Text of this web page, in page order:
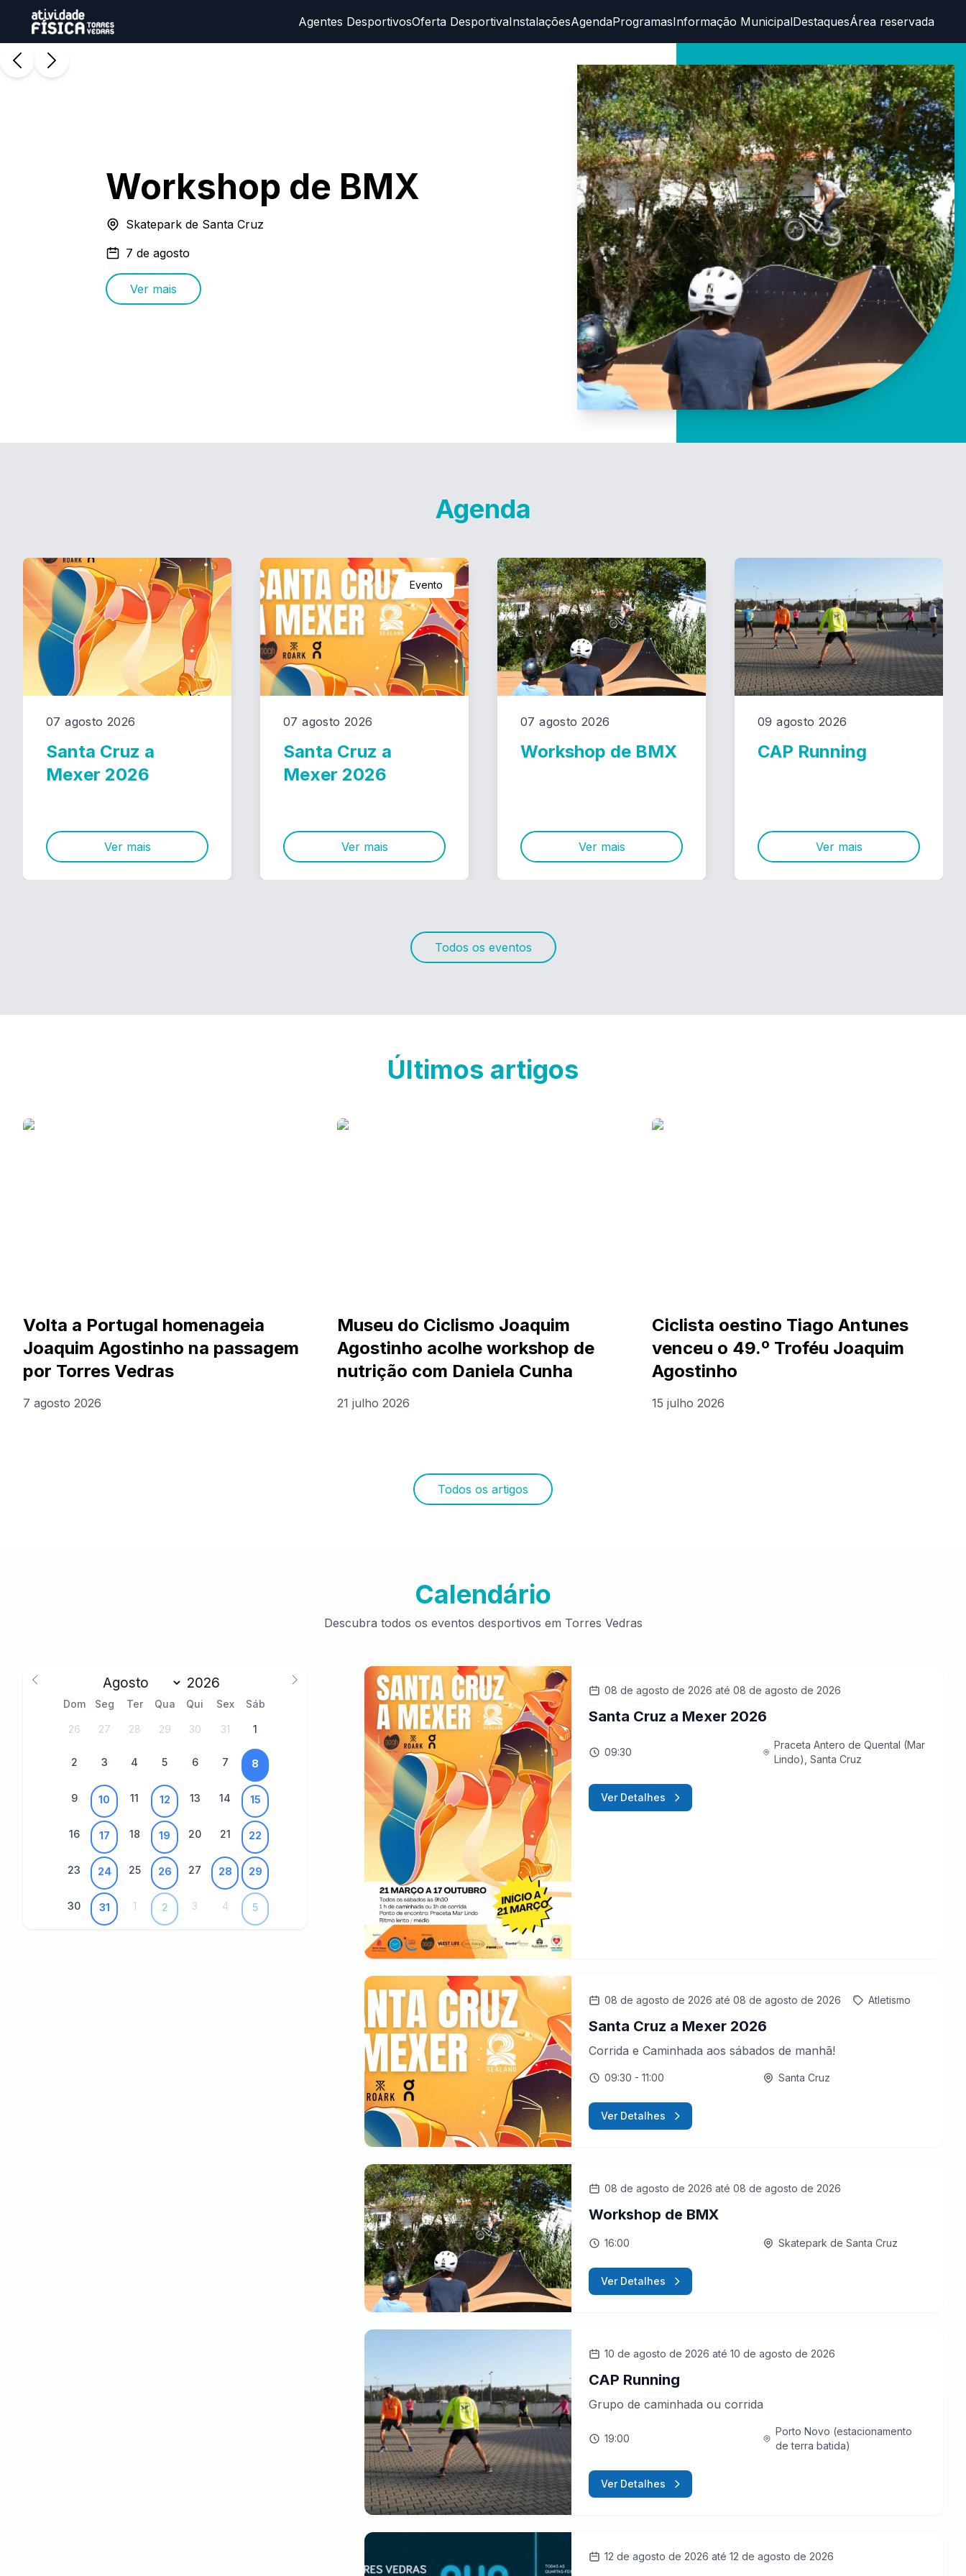
Agentes DesportivosOferta DesportivaInstalaçõesAgendaProgramasInformação MunicipalDestaquesÁrea reservada
Workshop de BMX
Skatepark de Santa Cruz
7 de agosto
Ver mais
Agenda
07 agosto 2026
Santa Cruz a
Mexer 2026
Ver mais
Evento
07 agosto 2026
Santa Cruz a
Mexer 2026
Ver mais
07 agosto 2026
Workshop de BMX
Ver mais
09 agosto 2026
CAP Running
Ver mais
Todos os eventos
Últimos artigos
Volta a Portugal homenageia
Joaquim Agostinho na passagem
por Torres Vedras
7 agosto 2026
Museu do Ciclismo Joaquim
Agostinho acolhe workshop de
nutrição com Daniela Cunha
21 julho 2026
Ciclista oestino Tiago Antunes
venceu o 49.º Troféu Joaquim
Agostinho
15 julho 2026
Todos os artigos
Calendário
Descubra todos os eventos desportivos em Torres Vedras
Dom Seg Ter Qua Qui Sex Sáb
26 27 28 29 30 31 1
2 3 4 5 6 7 8
9 10 11 12 13 14 15
16 17 18 19 20 21 22
23 24 25 26 27 28 29
30 31 1 2 3 4 5
08 de agosto de 2026 até 08 de agosto de 2026
Santa Cruz a Mexer 2026
09:30
Praceta Antero de Quental (Mar
Lindo), Santa Cruz
Ver Detalhes
08 de agosto de 2026 até 08 de agosto de 2026 Atletismo
Santa Cruz a Mexer 2026
Corrida e Caminhada aos sábados de manhã!
09:30 - 11:00 Santa Cruz
Ver Detalhes
08 de agosto de 2026 até 08 de agosto de 2026
Workshop de BMX
16:00 Skatepark de Santa Cruz
Ver Detalhes
10 de agosto de 2026 até 10 de agosto de 2026
CAP Running
Grupo de caminhada ou corrida
19:00
Porto Novo (estacionamento
de terra batida)
Ver Detalhes
12 de agosto de 2026 até 12 de agosto de 2026